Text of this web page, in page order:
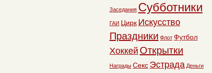
Заседания Субботники
ГАИ Цирк Искусство
Праздники Флот Футбол
Хоккей Открытки
Награды Секс Эстрада Деньги